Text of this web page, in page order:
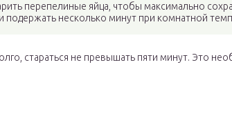
перепелиные яйца, чтобы максимально
подержать несколько минут при комнатной
стараться не превышать пяти минут. Это